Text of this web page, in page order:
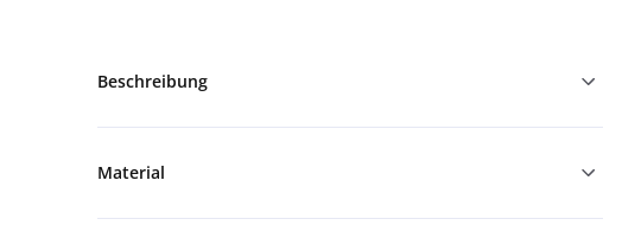
Beschreibung
Material